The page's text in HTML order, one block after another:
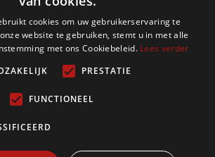
Loon
Brogel
Beveiliging in Lauw
Beveiliging in Leopoldsburg
cookies om uw gebruikerservaring te
website te gebruiken, stemt u in met alle
met ons Cookiebeleid. Lees verder
PRESTATIE
FUNCTIONEEL